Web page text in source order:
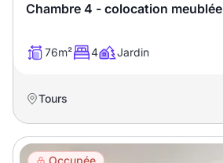
Chambre 4 - colocation meublée
76m² 4 Jardin
Tours
Occupée